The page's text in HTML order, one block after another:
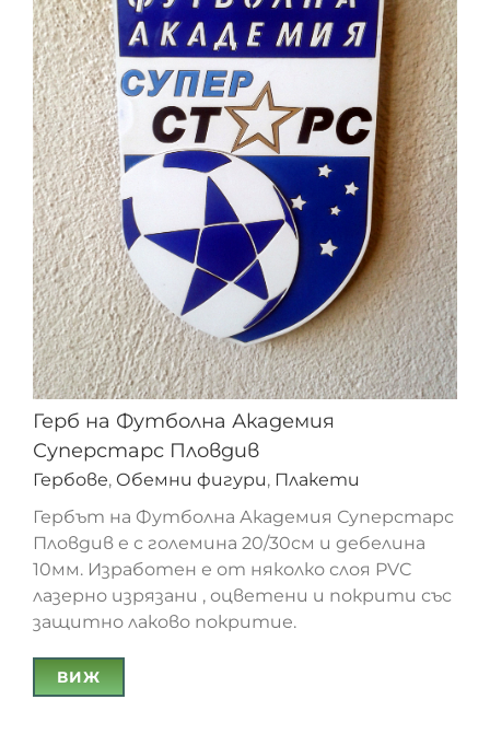
Герб на Футболна Академия Суперстарс
Герб на Футболна Академия
Суперстарс Пловдив
Гербове, Обемни фигури, Плакети
Гербът на Футболна Академия Суперстарс
Пловдив е с големина 20/30см и дебелина
10мм. Изработен е от няколко слоя PVC
лазерно изрязани , оцветени и покрити със
защитно лаково покритие.
ВИЖ